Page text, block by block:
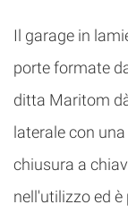
Il garage in
porte formate
ditta Maritom
laterale con
chiusura a
nell'utilizzo ed